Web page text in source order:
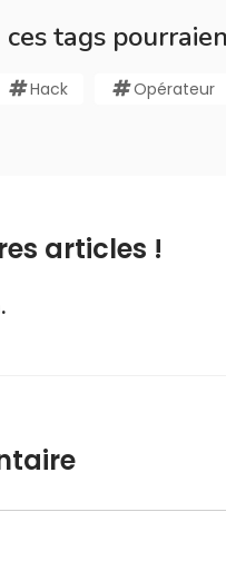
ces tags
Hack Opérateur
articles !